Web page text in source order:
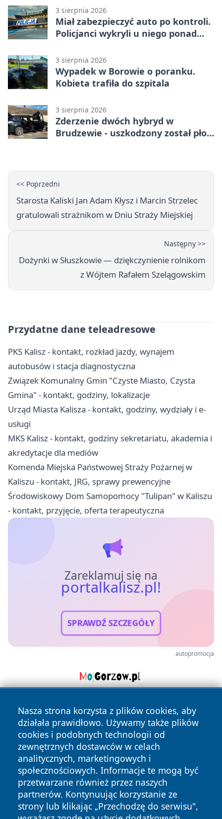
3 sierpnia 2026
Miał zabezpieczyć auto po kontroli.
Policjanci wykryli u niego ponad
3 sierpnia 2026
Wypadek w Borowie o poranku.
Kobieta trafiła do szpitala
3 sierpnia 2026
Zderzenie dwóch hybryd w
Brudzewie - uszkodzony został płot
<< Poprzedni
Starosta Kaliski Jan Adam Kłysz i Marcin Strzelec
gratulowali strażnikom w Dniu Straży Miejskiej
Następny >>
Dożynki w Słuszkowie — dziękczynienie rolnikom
z Wójtem Rafałem Szelągowskim
Przydatne dane teleadresowe
PKS Kalisz - kontakt, rozkład jazdy, wynajem
autobusów i stacja diagnostyczna
Związek Komunalny Gmin "Czyste Miasto, Czysta
Gmina" - kontakt, godziny, lokalizacje
Urząd Miasta Kalisza - kontakt, godziny, wydziały i e-
usługi
MKS Kalisz - kontakt, godziny sekretariatu, akademia i
akredytacje dla mediów
Komenda Miejska Państwowej Straży Pożarnej w
Kaliszu - kontakt, JRG, sprawy prewencyjne
Środowiskowy Dom Samopomocy "Tulipan" w Kaliszu
- kontakt, przyjęcie, oferta terapeutyczna
Zareklamuj się na
portalkalisz.pl!
SPRAWDŹ SZCZEGÓŁY
autopromocja
Nasza strona korzysta z plików cookies, aby
działała prawidłowo. Używamy także plików
cookies i podobnych technologii od
zewnętrznych dostawców w celach
analitycznych, marketingowych i
społecznościowych. Informacje te mogą być
przetwarzane również przez naszych
partnerów. Kontynuując korzystanie ze
strony lub klikając „Przechodzę do serwisu",
Copyright © 2026 portalkalisz.pl Wszystkie prawa
zastrzeżone.
Polityka
Polityka